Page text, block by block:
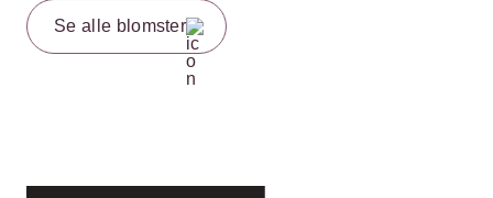
Se alle blomster